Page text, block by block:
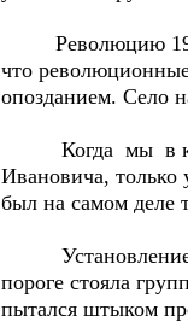
Революцию 1917
что
опозданием. Село
Когда мы в
Ивановича, только
был на самом деле
Установление
пороге стояла
пытался штыком